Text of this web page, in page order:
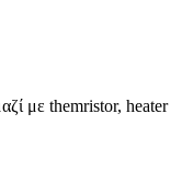
με themristor, heater